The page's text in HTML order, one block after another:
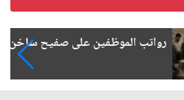
على صفيح ساخن